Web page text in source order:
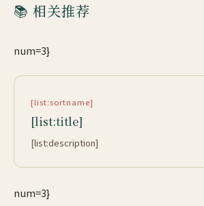
📚 相关推荐
num=3}
[list:sortname]
[list:title]
[list:description]
num=3}